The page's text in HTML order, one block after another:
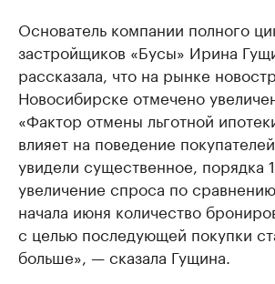
Основатель компании полного
застройщиков «Бусы» Ирина
рассказала, что на рынке
Новосибирске отмечено
«Фактор отмены льготной
влияет на поведение
увидели существенное, порядка
увеличение спроса по
начала июня количество
с целью последующей покупки
больше», — сказала Гущина.